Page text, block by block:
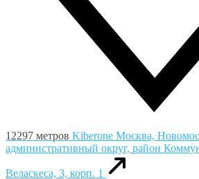
12297 метров Kiberone Москва,
административный округ, район
Веласкеса, 3, корп. 1